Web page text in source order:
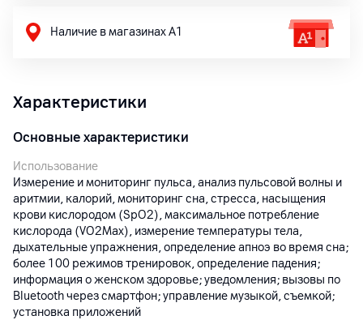
Наличие в магазинах А1
Характеристики
Основные характеристики
Использование
Измерение и мониторинг пульса, анализ пульсовой волны и
аритмии, калорий, мониторинг сна, стресса, насыщения
крови кислородом (SpO2), максимальное потребление
кислорода (VO2Max), измерение температуры тела,
дыхательные упражнения, определение апноэ во время сна;
более 100 режимов тренировок, определение падения;
информация о женском здоровье; уведомления; вызовы по
Bluetooth через смартфон; управление музыкой, съемкой;
установка приложений